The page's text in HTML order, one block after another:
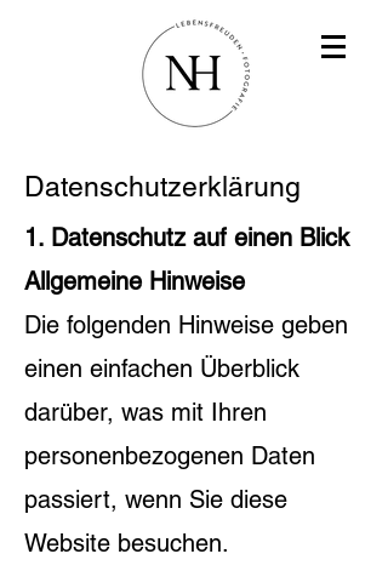
Datenschutzerklärung
1. Datenschutz auf einen Blick
Allgemeine Hinweise
Die folgenden Hinweise geben
einen einfachen Überblick
darüber, was mit Ihren
personenbezogenen Daten
passiert, wenn Sie diese
Website besuchen.